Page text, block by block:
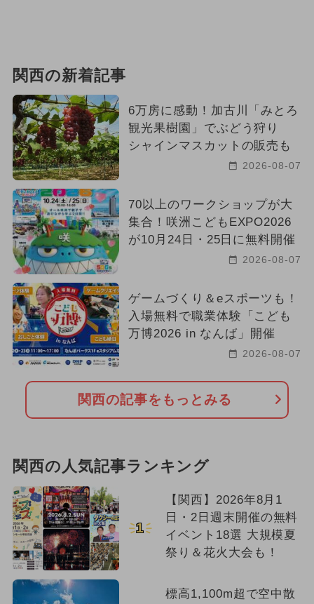
関西の新着記事
6万房に感動！加古川「みとろ
観光果樹園」でぶどう狩り
シャインマスカットの販売も
2026-08-07
70以上のワークショップが大
集合！咲洲こどもEXPO2026
が10月24日・25日に無料開催
2026-08-07
ゲームづくり＆eスポーツも！
入場無料で職業体験「こども
万博2026 in なんば」開催
2026-08-07
関西の記事をもっとみる
関西の人気記事ランキング
1
【関西】2026年8月1
日・2日週末開催の無料
イベント18選 大規模夏
祭り＆花火大会も！
標高1,100m超で空中散